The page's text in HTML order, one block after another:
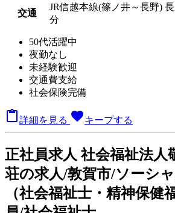
交通
JR信越本線(篠ノ井～長野)
分
50代活躍中
夜勤なし
未経験歓迎
交通費支給
社会保険完備
詳細を見る favoriteキープする
正社員求人 社会福祉法
荘の求人/敦賀市/ソーシ
（社会福祉士・精神保健